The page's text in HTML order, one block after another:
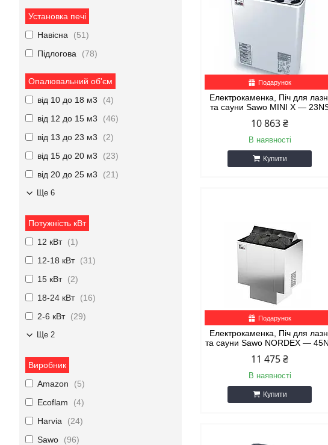
Подарунок
Електрокаменка, Піч для
та сауни Sawo MINI X —
10 863 ₴
В наявності
Купити
Подарунок
Електрокаменка, Піч для
та сауни Sawo NORDEX —
11 475 ₴
В наявності
Купити
Установка печі
Навісна
51
Підлогова
78
Опалювальний об'єм
від 10 до 18 м3
4
від 12 до 15 м3
46
від 13 до 23 м3
2
від 15 до 20 м3
23
від 20 до 25 м3
21
Ще 6
Потужність кВт
12 кВт
1
12-18 кВт
31
15 кВт
2
18-24 кВт
16
2-6 кВт
29
Ще 2
Виробник
Amazon
5
Ecoflam
4
Harvia
24
Sawo
96